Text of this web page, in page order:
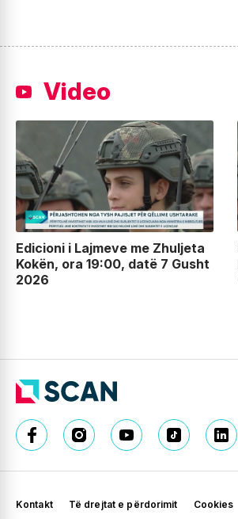
Video
Edicioni i Lajmeve me Zhuljeta
Kokën, ora 19:00, datë 7 Gusht
2026
Kontakt Të drejtat e përdorimit Cookies